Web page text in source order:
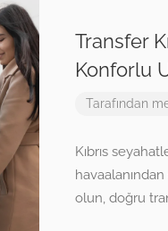
Transfer
Konforlu
Tarafından
Kıbrıs
olun, doğru